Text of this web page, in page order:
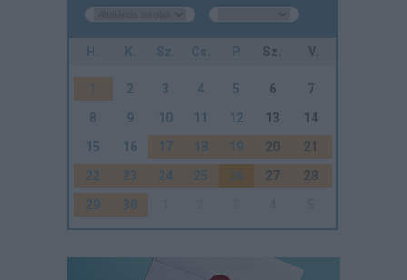
H. K. Sz. Cs. P. Sz. V.
1 2 3 4 5 6
7
8
9 10 11 12 13
14
15
16 17 18 19 20
21
22
23 24 25 26 27
28
29
30